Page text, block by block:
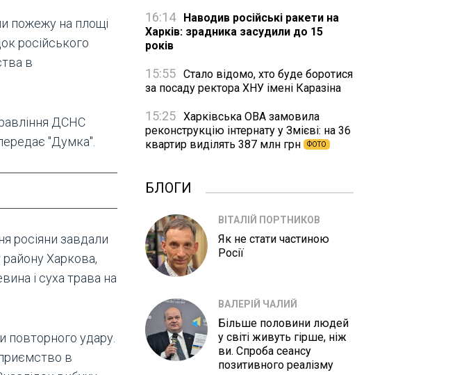
пожежу на площі
російського
в
ДСНС
"Думка".
росіяни завдали
Харкова,
і суха трава на
повторного удару.
в
16:14
Наводив російські ракети на
Харків: зрадника засудили до 15
років
15:55 Стало відомо, хто буде боротися
за посаду ректора ХНУ імені Каразіна
15:25 Харківська ОВА замовила
реконструкцію інтернату у Змієві: на 36
квартир виділять 387 млн грн
ФОТО
БЛОГИ
ВІТАЛІЙ ПОРТНИКОВ
Як не стати частиною
Росії
ВАЛЕРІЙ ЧАЛИЙ
Більше половини людей
у світі живуть гірше, ніж
ви. Спроба сеансу
позитивного реалізму